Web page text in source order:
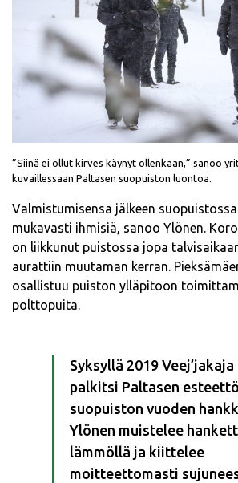
”Siinä ei ollut kirves käynyt ollenkaan,” sanoo
kuvaillessaan Paltasen suopuiston luontoa.
Valmistumisensa jälkeen
mukavasti ihmisiä, sanoo Ylönen.
on liikkunut puistossa jopa
aurattiin muutaman kerran.
osallistuu puiston ylläpitoon
polttopuita.
Syksyllä 2019 Veej’jakaja
palkitsi Paltasen
suopuiston vuoden
Ylönen muistelee
lämmöllä ja kiittelee
moitteettomasti